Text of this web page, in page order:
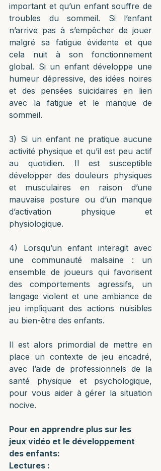
important et qu’un enfant souffre de
troubles du sommeil. Si l’enfant
n’arrive pas à s’empêcher de jouer
malgré sa fatigue évidente et que
cela nuit à son fonctionnement
global. Si un enfant développe une
humeur dépressive, des idées noires
et des pensées suicidaires en lien
avec la fatigue et le manque de
sommeil.
3) Si un enfant ne pratique aucune
activité physique et qu’il est peu actif
au quotidien. Il est susceptible
développer des douleurs physiques
et musculaires en raison d’une
mauvaise posture ou d’un manque
d’activation physique et
physiologique.
4) Lorsqu’un enfant interagit avec
une communauté malsaine : un
ensemble de joueurs qui favorisent
des comportements agressifs, un
langage violent et une ambiance de
jeu impliquant des actions nuisibles
au bien-être des enfants.
Il est alors primordial de mettre en
place un contexte de jeu encadré,
avec l’aide de professionnels de la
santé physique et psychologique,
pour vous aider à gérer la situation
nocive.
Pour en apprendre plus sur les
jeux vidéo et le développement
des enfants:
Lectures :